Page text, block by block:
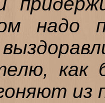
надо
как
из